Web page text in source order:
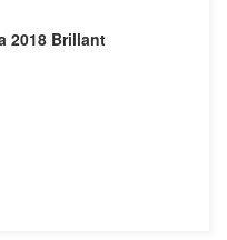
2018 Brillant